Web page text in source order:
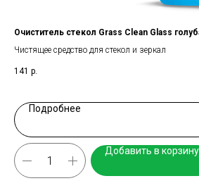
Очиститель стекол Grass Clean Glass
Чистящее средство для стекол и зеркал
141 р.
Подробнее
Добавить в корзину